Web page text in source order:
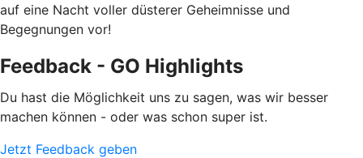
auf eine Nacht voller düsterer Geheimnisse und
Begegnungen vor!
Feedback - GO Highlights
Du hast die Möglichkeit uns zu sagen, was wir besser
machen können - oder was schon super ist.
Jetzt Feedback geben